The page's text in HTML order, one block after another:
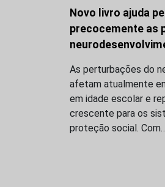
Novo livro ajuda
precocemente as
As perturbações do
afetam atualmente
em idade escolar e
crescente para os
proteção social.